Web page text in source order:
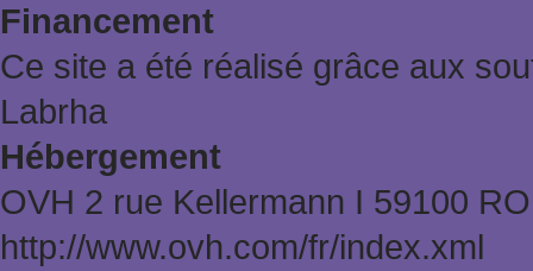
Financement
Ce site a été réalisé grâce aux
Labrha
Hébergement
OVH 2 rue Kellermann Ι 59100
http://www.ovh.com/fr/index.xml